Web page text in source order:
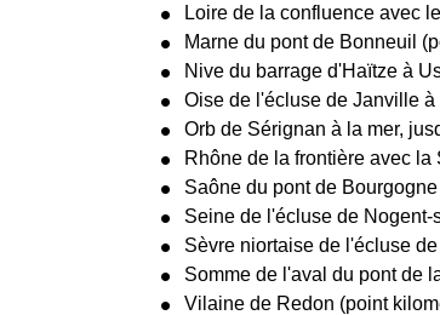
Loire de la confluence avec
Marne du pont de Bonneuil
Nive du barrage d'Haïtze à
Oise de l'écluse de Janville
Orb de Sérignan à la mer,
Rhône de la frontière avec
Saône du pont de
Seine de l'écluse de
Sèvre niortaise de l'écluse
Somme de l'aval du pont de
Vilaine de Redon (point